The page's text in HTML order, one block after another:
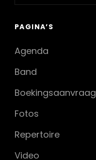
PAGINA’S
Agenda
Band
Boekingsaanvraag
Fotos
Repertoire
Video